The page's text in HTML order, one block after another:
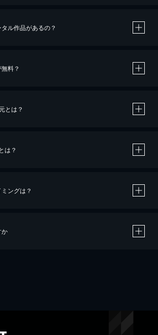
ル作品があるの？
料？
とは？
、クレジットカード決済による作品の購入 / レンタルです。
による作品の購入 / レンタルは、20％のポイント還元です。
は？
ングは？
か